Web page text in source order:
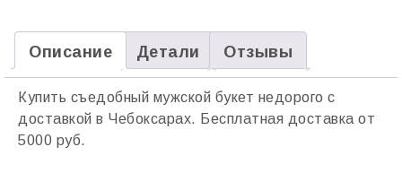
Описание Детали Отзывы
Купить съедобный мужской букет недорого с
доставкой в Чебоксарах. Бесплатная доставка от
5000 руб.